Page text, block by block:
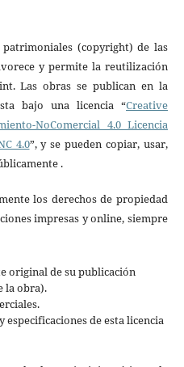
(copyright) de las
y permite la reutilización
Las obras se publican en la
bajo una licencia “Creative
NoComercial 4.0 Licencia
4.0”, y se pueden copiar, usar,
.
los derechos de propiedad
impresas y online, siempre
original de su publicación
la obra).
especificaciones de esta licencia